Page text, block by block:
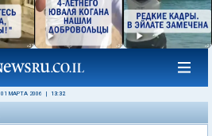
01 МАРТА 2006 13:32